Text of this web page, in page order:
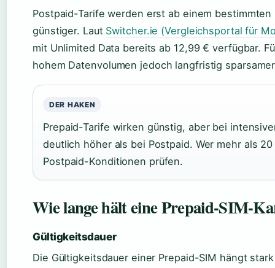
Postpaid-Tarife werden erst ab einem
günstiger. Laut Switcher.ie (Vergleichsportal für
mit Unlimited Data bereits ab 12,99 € verfügbar.
hohem Datenvolumen jedoch langfristig
DER HAKEN
Prepaid-Tarife wirken günstig, aber bei
deutlich höher als bei Postpaid. Wer mehr als
Postpaid-Konditionen prüfen.
Wie lange hält eine Prepaid-SIM-
Gültigkeitsdauer
Die Gültigkeitsdauer einer Prepaid-SIM hängt